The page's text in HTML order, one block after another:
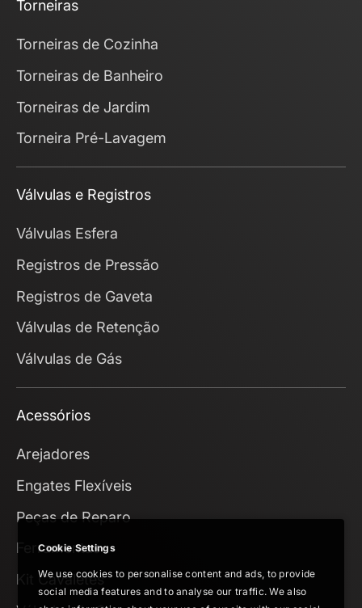
Torneiras
Torneiras de Cozinha
Torneiras de Banheiro
Torneiras de Jardim
Torneira Pré-Lavagem
Válvulas e Registros
Válvulas Esfera
Registros de Pressão
Registros de Gaveta
Válvulas de Retenção
Válvulas de Gás
Acessórios
Arejadores
Engates Flexíveis
Peças de Reparo
Ferramentas
Kit Cavaletes
Cookie Settings
We use cookies to personalise content and ads, to provide
social media features and to analyse our traffic. We also